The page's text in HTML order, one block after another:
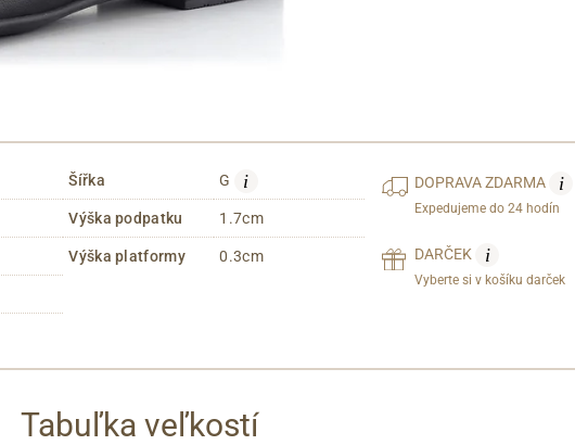
Šířka G i
Výška podpatku 1.7cm
Výška platformy 0.3cm
DOPRAVAZDARMA i
Expedujeme do 24 hodín
DARČEK i
Vyberte si v košíku darček
Tabuľka veľkostí